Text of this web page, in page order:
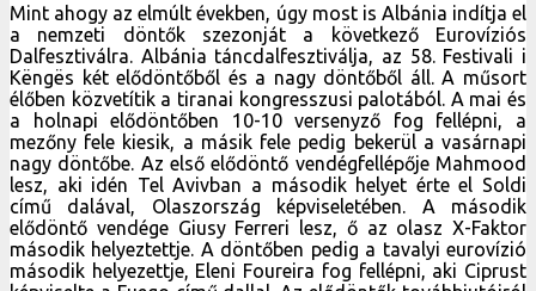
Mint ahogy az elmúlt években, úgy most is Albánia indítja el
a nemzeti döntők szezonját a következő Eurovíziós
Dalfesztiválra. Albánia táncdalfesztiválja, az 58. Festivali i
Këngës két elődöntőből és a nagy döntőből áll. A műsort
élőben közvetítik a tiranai kongresszusi palotából. A mai és
a holnapi elődöntőben 10-10 versenyző fog fellépni, a
mezőny fele kiesik, a másik fele pedig bekerül a vasárnapi
nagy döntőbe. Az első elődöntő vendégfellépője Mahmood
lesz, aki idén Tel Avivban a második helyet érte el Soldi
című dalával, Olaszország képviseletében. A második
elődöntő vendége Giusy Ferreri lesz, ő az olasz X-Faktor
második helyeztettje. A döntőben pedig a tavalyi eurovízió
második helyezettje, Eleni Foureira fog fellépni, aki Ciprust